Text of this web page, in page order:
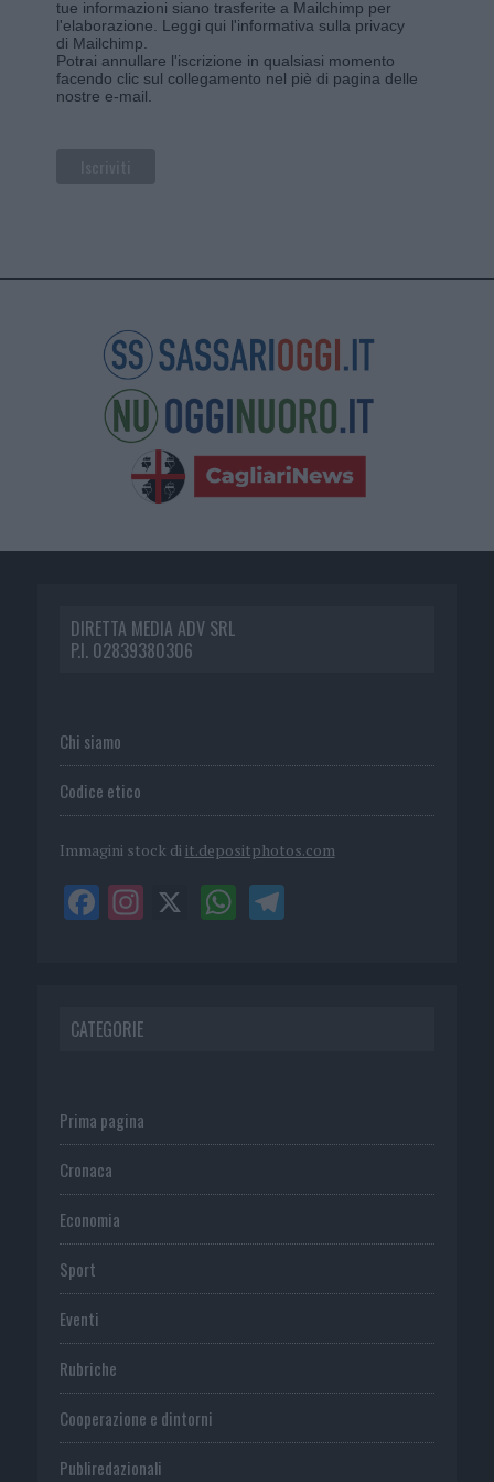
tue informazioni siano trasferite a Mailchimp per
l'elaborazione. Leggi qui l'informativa sulla privacy
di Mailchimp
Potrai annullare l'iscrizione in qualsiasi momento
facendo clic sul collegamento nel piè di pagina delle
nostre e-mail.
DIRETTA MEDIA ADV SRL
P.I. 02839380306
Chi siamo
Codice etico
Immagini stock di it.depositphotos.com
CATEGORIE
Prima pagina
Cronaca
Economia
Sport
Eventi
Rubriche
Cooperazione e dintorni
Publiredazionali